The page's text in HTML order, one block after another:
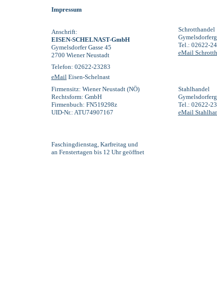
Impressum
Anschrift:
EISEN-SCHELNAST-GmbH
Gymelsdorfer Gasse 45
2700 Wiener Neustadt
Schrotthandel
Tel.: 02622-
eMail
Telefon: 02622-23283
eMailEisen-Schelnast
Firmensitz: Wiener Neustadt (NÖ)
Rechtsform: GmbH
Firmenbuch: FN519298z
UID-Nr.: ATU74907167
Stahlhandel
Tel.: 02622-
eMail
Faschingdienstag, Karfreitag und
an Fenstertagen bis 12 Uhr geöffnet